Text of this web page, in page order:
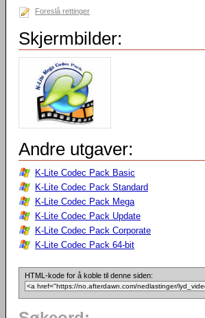
Foreslå rettinger
Skjermbilder:
Andre utgaver:
K-Lite Codec Pack Basic
K-Lite Codec Pack Standard
K-Lite Codec Pack Mega
K-Lite Codec Pack Update
K-Lite Codec Pack Corporate
K-Lite Codec Pack 64-bit
HTML-kode for å koble til denne siden: